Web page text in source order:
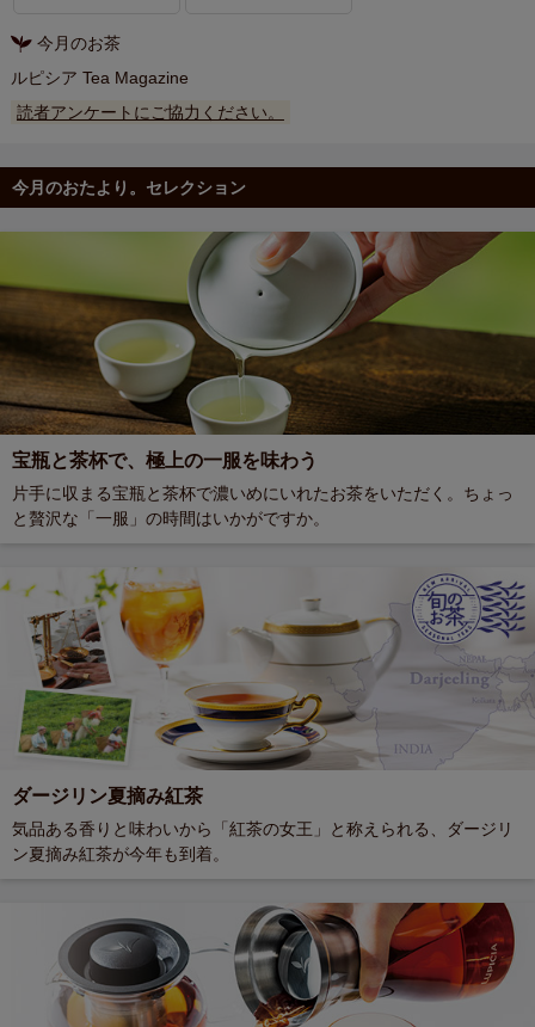
今月のお茶
ルピシア Tea Magazine
読者アンケートにご協力ください。
今月のおたより。セレクション
宝瓶と茶杯で、極上の一服を味わう
片手に収まる宝瓶と茶杯で濃いめにいれたお茶をいただく。ちょっ
と贅沢な「一服」の時間はいかがですか。
ダージリン夏摘み紅茶
気品ある香りと味わいから「紅茶の女王」と称えられる、ダージリ
ン夏摘み紅茶が今年も到着。